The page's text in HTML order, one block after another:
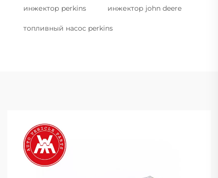
инжектор perkins инжектор john deere
топливный насос perkins